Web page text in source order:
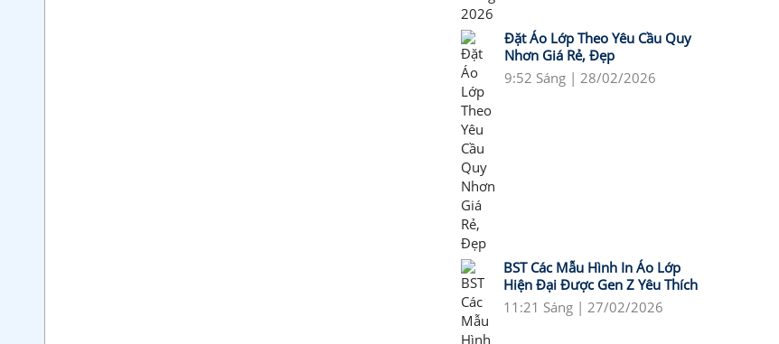
Đặt Áo Lớp Theo Yêu Cầu Quy
Nhơn Giá Rẻ, Đẹp
9:52 Sáng | 28/02/2026
BST Các Mẫu Hình In Áo Lớp
Hiện Đại Được Gen Z Yêu Thích
11:21 Sáng | 27/02/2026